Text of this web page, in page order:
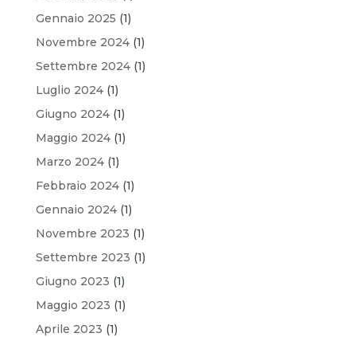
Gennaio 2025 (1)
Novembre 2024(1)
Settembre 2024(1)
Luglio 2024(1)
Giugno 2024(1)
Maggio 2024(1)
Marzo 2024(1)
Febbraio 2024(1)
Gennaio 2024(1)
Novembre 2023 (1)
Settembre 2023 (1)
Giugno 2023 (1)
Maggio 2023 (1)
Aprile 2023 (1)